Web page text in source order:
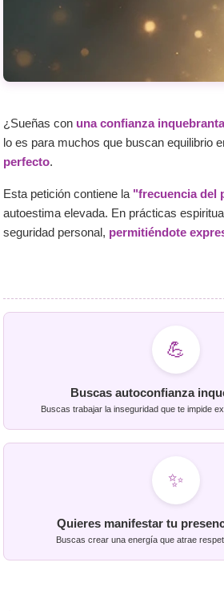
¿Sueñas con una confianza
lo es para muchos que buscan equilibrio
perfecto.
Esta petición contiene la "frecuencia del
autoestima elevada. En prácticas
seguridad personal, permitiéndote
💪
Buscas autoconfianza
Buscas trabajar la inseguridad que te impide
✨
Quieres manifestar tu
Buscas crear una energía que atrae